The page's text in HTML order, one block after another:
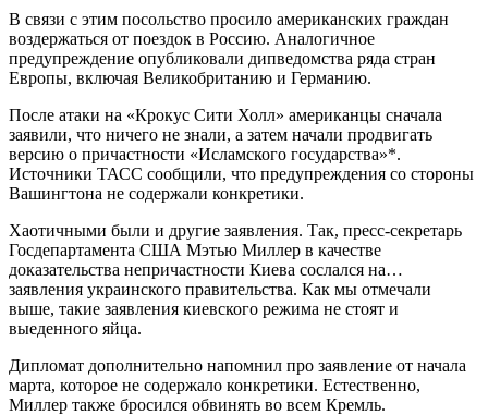
В связи с этим посольство просило американских граждан
воздержаться от поездок в Россию. Аналогичное
предупреждение опубликовали дипведомства ряда стран
Европы, включая Великобританию и Германию.
После атаки на «Крокус Сити Холл» американцы сначала
заявили, что ничего не знали, а затем начали продвигать
версию о причастности «Исламского государства»*.
Источники ТАСС сообщили, что предупреждения со стороны
Вашингтона не содержали конкретики.
Хаотичными были и другие заявления. Так, пресс-секретарь
Госдепартамента США Мэтью Миллер в качестве
доказательства непричастности Киева сослался на…
заявления украинского правительства. Как мы отмечали
выше, такие заявления киевского режима не стоят и
выеденного яйца.
Дипломат дополнительно напомнил про заявление от начала
марта, которое не содержало конкретики. Естественно,
Миллер также бросился обвинять во всем Кремль.